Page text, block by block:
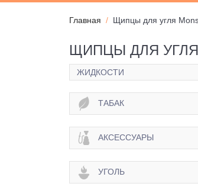
Главная Щипцы для угля
ЩИПЦЫ ДЛЯ УГЛЯ
ЖИДКОСТИ
ТАБАК
АКСЕССУАРЫ
УГОЛЬ